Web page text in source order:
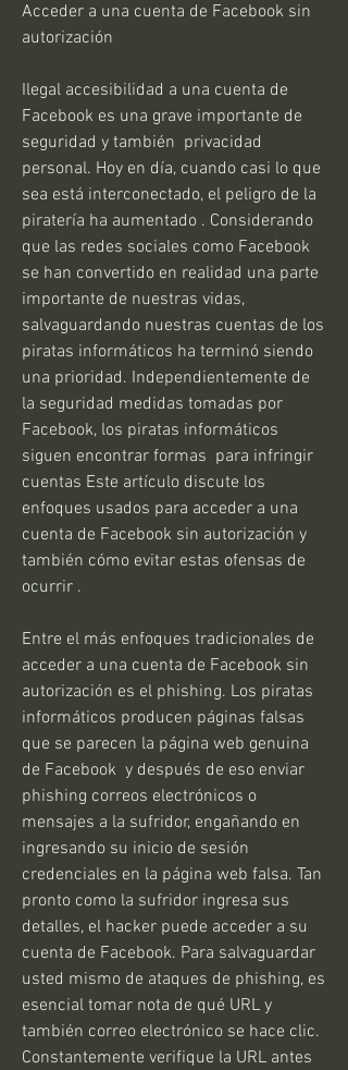
Acceder a una cuenta de Facebook sin
autorización
Ilegal accesibilidad a una cuenta de
Facebook es una grave importante de
seguridad y también  privacidad
personal. Hoy en día, cuando casi lo que
sea está interconectado, el peligro de la
piratería ha aumentado . Considerando
que las redes sociales como Facebook
se han convertido en realidad una parte
importante de nuestras vidas,
salvaguardando nuestras cuentas de los
piratas informáticos ha terminó siendo
una prioridad. Independientemente de
la seguridad medidas tomadas por
Facebook, los piratas informáticos
siguen encontrar formas  para infringir
cuentas Este artículo discute los
enfoques usados para acceder a una
cuenta de Facebook sin autorización y
también cómo evitar estas ofensas de
ocurrir .
Entre el más enfoques tradicionales de
acceder a una cuenta de Facebook sin
autorización es el phishing. Los piratas
informáticos producen páginas falsas
que se parecen la página web genuina
de Facebook  y después de eso enviar
phishing correos electrónicos o
mensajes a la sufridor, engañando en
ingresando su inicio de sesión
credenciales en la página web falsa. Tan
pronto como la sufridor ingresa sus
detalles, el hacker puede acceder a su
cuenta de Facebook. Para salvaguardar
usted mismo de ataques de phishing, es
esencial tomar nota de qué URL y
también correo electrónico se hace clic.
Constantemente verifique la URL antes